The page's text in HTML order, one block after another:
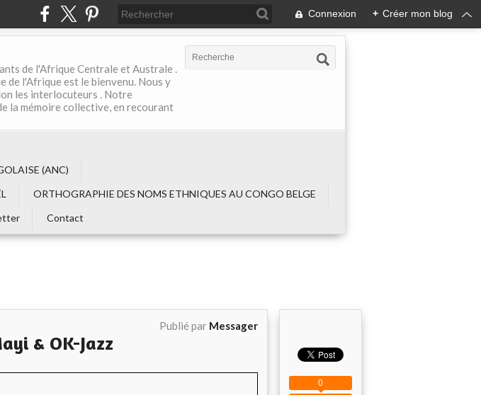
Connexion + Créer mon blog
de l'Afrique Centrale et Australe .
de l'Afrique est le bienvenu. Nous y
les interlocuteurs . Notre
la mémoire collective, en recourant
(ANC)
ORTHOGRAPHIE DES NOMS ETHNIQUES AU CONGO BELGE
Contact
Publié par Messager
& OK-Jazz
0